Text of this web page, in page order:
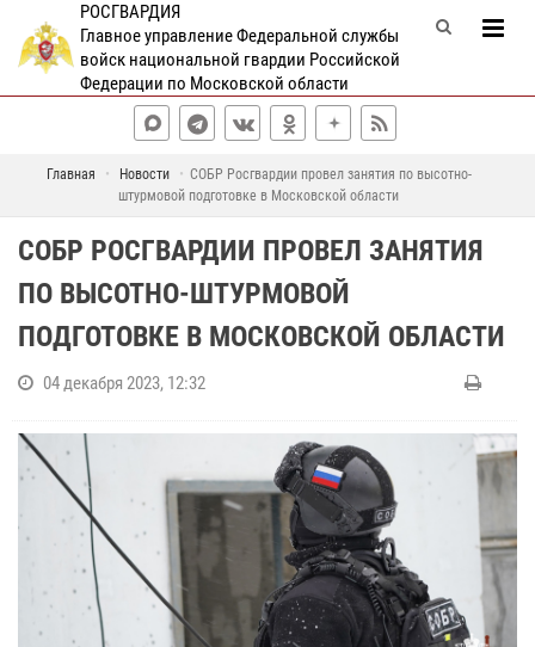
РОСГВАРДИЯ
Главное управление Федеральной службы
войск национальной гвардии Российской
Федерации по Московской области
Главная Новости
СОБР Росгвардии провел занятия по высотно-
штурмовой подготовке в Московской области
СОБР РОСГВАРДИИ ПРОВЕЛ ЗАНЯТИЯ
ПО ВЫСОТНО-ШТУРМОВОЙ
ПОДГОТОВКЕ В МОСКОВСКОЙ ОБЛАСТИ
04 декабря 2023, 12:32